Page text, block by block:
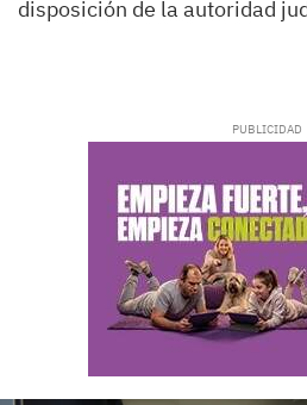
disposición de la autoridad